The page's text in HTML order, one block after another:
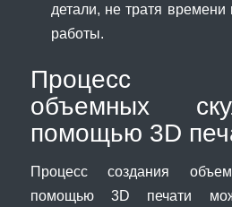
детали, не тратя времени
работы.
Процесс
объемных
помощью 3D
Процесс создания
помощью 3D печати